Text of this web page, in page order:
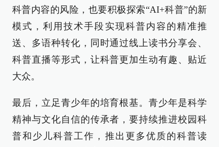
科普内容的风险，也要积极探索“AI+科普”的新
模式，利用技术手段实现科普内容的精准推
送、多语种转化，同时通过线上读书分享会、
科普直播等形式，让科普更加生动有趣、贴近
大众。
最后，立足青少年的培育根基。青少年是科学
精神与文化自信的传承者，要持续推进校园科
普和少儿科普工作，推出更多优质的科普读